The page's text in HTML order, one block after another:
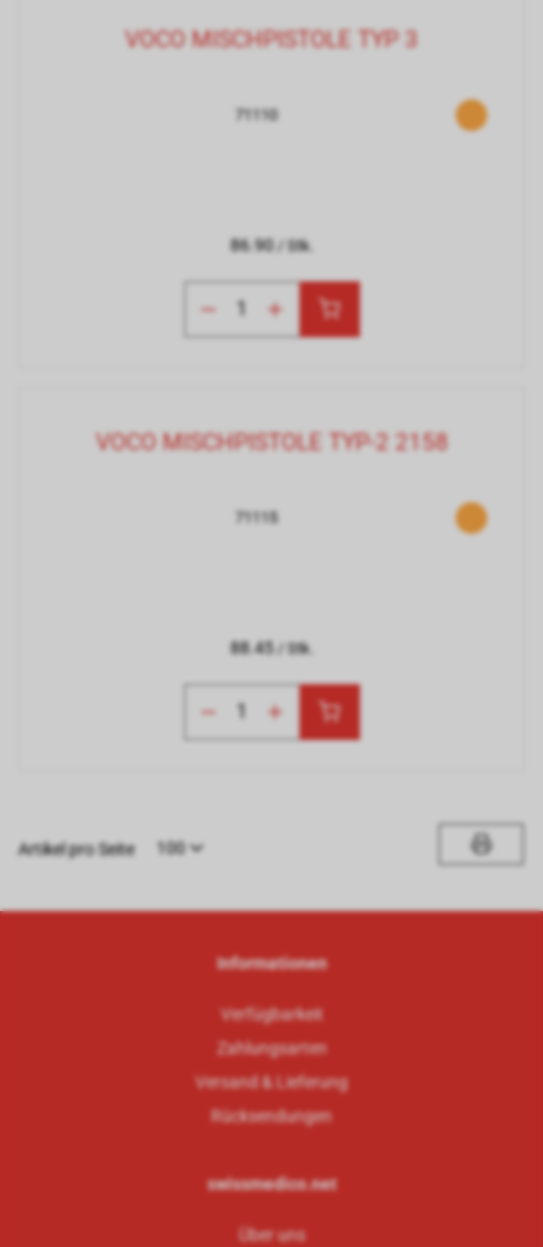
VOCO MISCHPISTOLE TYP 3
71110
86.90/ Stk.
VOCO MISCHPISTOLE TYP-2 2158
71115
88.45/ Stk.
Artikel pro Seite 100
Informationen
Verfügbarkeit
Zahlungsarten
Versand & Lieferung
Rücksendungen
swissmedico.net
Über uns